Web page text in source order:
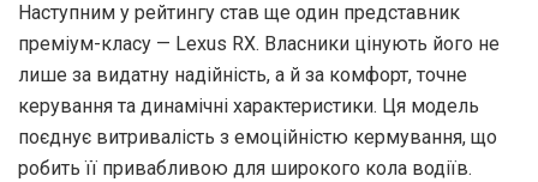
Наступним у рейтингу став ще один представник
преміум-класу — Lexus RX. Власники цінують його не
лише за видатну надійність, а й за комфорт, точне
керування та динамічні характеристики. Ця модель
поєднує витривалість з емоційністю кермування, що
робить її привабливою для широкого кола водіїв.